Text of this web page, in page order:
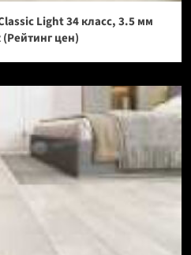
Light 34 класс, 3.5 мм
(Рейтинг цен)